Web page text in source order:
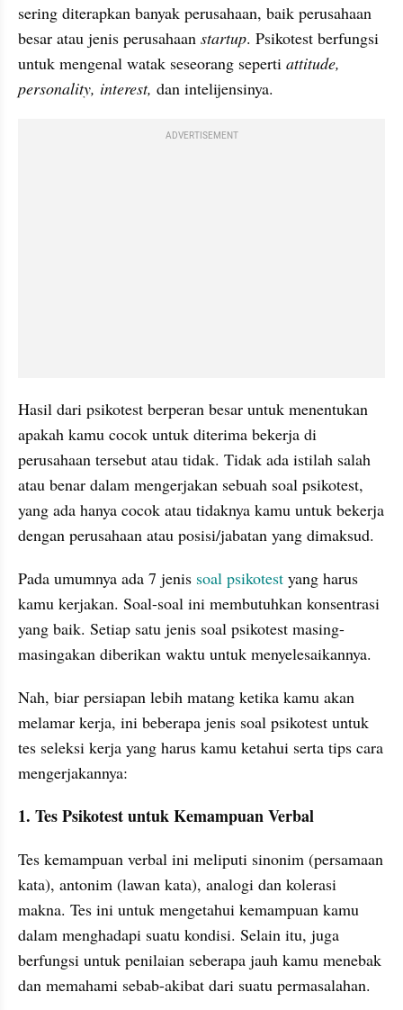
sering diterapkan banyak perusahaan, baik perusahaan
besar atau jenis perusahaan startup. Psikotest berfungsi
untuk mengenal watak seseorang seperti attitude,
personality, interest, dan intelijensinya.
ADVERTISEMENT
Hasil dari psikotest berperan besar untuk menentukan
apakah kamu cocok untuk diterima bekerja di
perusahaan tersebut atau tidak. Tidak ada istilah salah
atau benar dalam mengerjakan sebuah soal psikotest,
yang ada hanya cocok atau tidaknya kamu untuk bekerja
dengan perusahaan atau posisi/jabatan yang dimaksud.
Pada umumnya ada 7 jenis soal psikotest yang harus
kamu kerjakan. Soal-soal ini membutuhkan konsentrasi
yang baik. Setiap satu jenis soal psikotest masing-
masingakan diberikan waktu untuk menyelesaikannya.
Nah, biar persiapan lebih matang ketika kamu akan
melamar kerja, ini beberapa jenis soal psikotest untuk
tes seleksi kerja yang harus kamu ketahui serta tips cara
mengerjakannya:
1. Tes Psikotest untuk Kemampuan Verbal
Tes kemampuan verbal ini meliputi sinonim (persamaan
kata), antonim (lawan kata), analogi dan kolerasi
makna. Tes ini untuk mengetahui kemampuan kamu
dalam menghadapi suatu kondisi. Selain itu, juga
berfungsi untuk penilaian seberapa jauh kamu menebak
dan memahami sebab-akibat dari suatu permasalahan.